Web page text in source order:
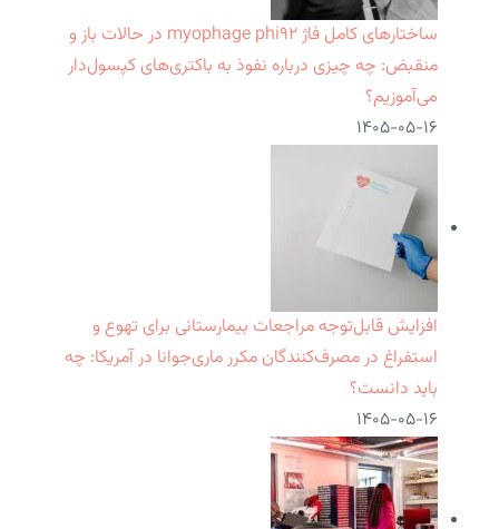
ساختارهای کامل فاژ myophage phi۹۲ در حالات باز و
منقبض: چه چیزی درباره نفوذ به باکتری‌های کپسول‌دار
می‌آموزیم؟
۱۴۰۵-۰۵-۱۶
افزایش قابل‌توجه مراجعات بیمارستانی برای تهوع و
استفراغ در مصرف‌کنندگان مکرر ماری‌جوانا در آمریکا: چه
باید دانست؟
۱۴۰۵-۰۵-۱۶